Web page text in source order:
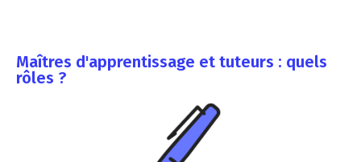
Maîtres d'apprentissage et tuteurs : quels
rôles ?